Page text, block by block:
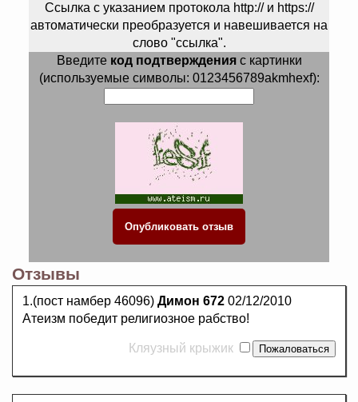
Ссылка с указанием протокола http:// и https://
автоматически преобразуется и навешивается на
слово "ссылка".
Введите код подтвержденияс картинки
(используемые символы: 0123456789akmhexf):
Отзывы
1.(пост намбер 46096) Димон 672 02/12/2010
Атеизм победит религиозное рабство!
Кляузный крыжик